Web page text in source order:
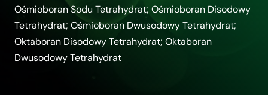
Ośmioboran Sodu Tetrahydrat; Ośmioboran Disodowy
Tetrahydrat; Ośmioboran Dwusodowy Tetrahydrat;
Oktaboran Disodowy Tetrahydrat; Oktaboran
Dwusodowy Tetrahydrat